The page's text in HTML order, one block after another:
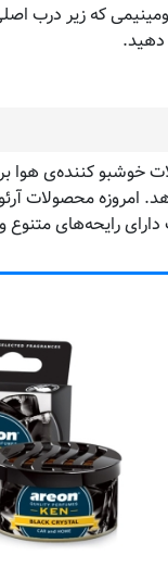
که زیر درب
دهید.
رایحه‌های